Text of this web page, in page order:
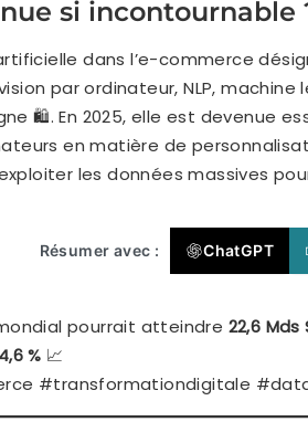
si incontournable
dans l’e-commerce
par ordinateur, NLP,
🛍️. En 2025, elle est devenue
en matière de
les données massives
Résumer avec : ChatGPT
pourrait atteindre 22,6 Mds
% 📈
#transformationdigitale